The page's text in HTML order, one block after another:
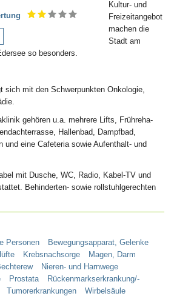
Kultur- und
Freizeitangebot
machen die
Stadt am
so besonders.
sich mit den Schwerpunkten Onkologie,
gehören u.a. mehrere Lifts, Frühreha-
Hallenbad, Dampfbad,
und eine Cafeteria sowie Aufenthalt- und
mit Dusche, WC, Radio, Kabel-TV und
Behinderten- sowie rollstuhlgerechten
Personen
Bewegungsapparat, Gelenke
Krebsnachsorge
Magen, Darm
Nieren- und Harnwege
Prostata
Rückenmarkserkrankung/-
Tumorerkrankungen Wirbelsäule